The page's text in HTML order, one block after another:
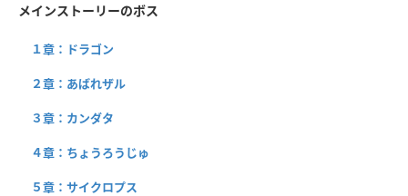
メインストーリーのボス
１章：ドラゴン
２章：あばれザル
３章：カンダタ
４章：ちょうろうじゅ
５章：サイクロプス